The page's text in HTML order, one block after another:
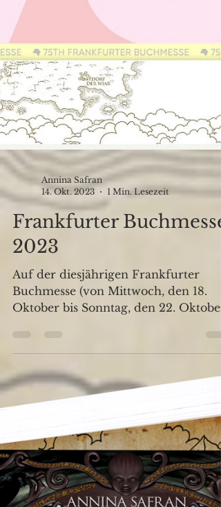
Annina Safran
14. Okt. 2023
1 Min. Lesezeit
Frankfurter Buchmesse
Buchmesse (von Mittwoch, den 18.
Oktober bis Sonntag, den 22. Oktober
2023) werde ich mit einem eigenen...